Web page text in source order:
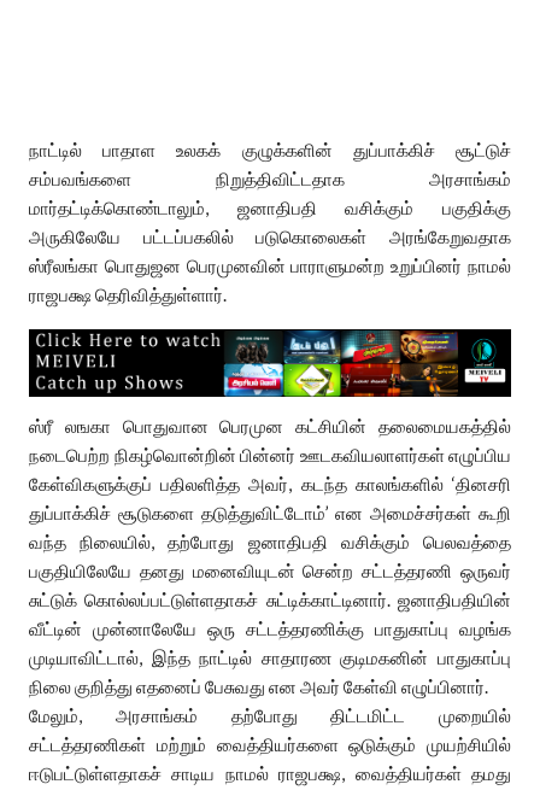
நாட்டில் பாதாள உலகக் குழுக்களின் துப்பாக்கிச் சூட்டுச்
சம்பவங்களை நிறுத்திவிட்டதாக அரசாங்கம்
மார்தட்டிக்கொண்டாலும், ஜனாதிபதி வசிக்கும் பகுதிக்கு
அருகிலேயே பட்டப்பகலில் படுகொலைகள் அரங்கேறுவதாக
ஸ்ரீலங்கா பொதுஜன பெரமுனவின் பாராளுமன்ற உறுப்பினர் நாமல்
ராஜபக்ஷ தெரிவித்துள்ளார்.
ஸ்ரீ லஙகா பொதுவான பெரமுன கட்சியின் தலைமையகத்தில்
நடைபெற்ற நிகழ்வொன்றின் பின்னர் ஊடகவியலாளர்கள் எழுப்பிய
கேள்விகளுக்குப் பதிலளித்த அவர், கடந்த காலங்களில் ‘தினசரி
துப்பாக்கிச் சூடுகளை தடுத்துவிட்டோம்’ என அமைச்சர்கள் கூறி
வந்த நிலையில், தற்போது ஜனாதிபதி வசிக்கும் பெலவத்தை
பகுதியிலேயே தனது மனைவியுடன் சென்ற சட்டத்தரணி ஒருவர்
சுட்டுக் கொல்லப்பட்டுள்ளதாகச் சுட்டிக்காட்டினார். ஜனாதிபதியின்
வீட்டின் முன்னாலேயே ஒரு சட்டத்தரணிக்கு பாதுகாப்பு வழங்க
முடியாவிட்டால், இந்த நாட்டில் சாதாரண குடிமகனின் பாதுகாப்பு
நிலை குறித்து எதனைப் பேசுவது என அவர் கேள்வி எழுப்பினார்.
மேலும், அரசாங்கம் தற்போது திட்டமிட்ட முறையில்
சட்டத்தரணிகள் மற்றும் வைத்தியர்களை ஒடுக்கும் முயற்சியில்
ஈடுபட்டுள்ளதாகச் சாடிய நாமல் ராஜபக்ஷ, வைத்தியர்கள் தமது